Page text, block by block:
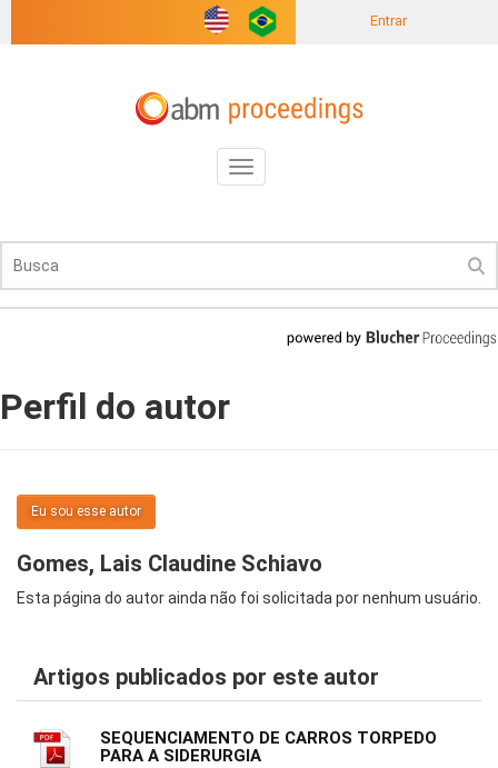
Entrar
Toggle
navigation
Perfil do autor
Eu sou esse autor
Gomes, Lais Claudine Schiavo
Esta página do autor ainda não foi solicitada por nenhum usuário.
Artigos publicados por este autor
SEQUENCIAMENTO DE CARROS TORPEDO
PARA A SIDERURGIA